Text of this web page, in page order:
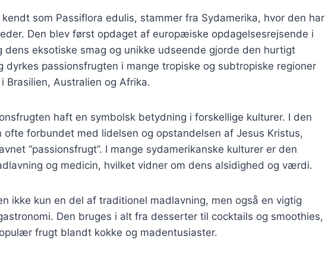
som Passiflora edulis, stammer fra Sydamerika, hvor den har
Den blev først opdaget af europæiske opdagelsesrejsende i
dens eksotiske smag og unikke udseende gjorde den hurtigt
dyrkes passionsfrugten i mange tropiske og subtropiske regioner
Brasilien, Australien og Afrika.
haft en symbolsk betydning i forskellige kulturer. I den
ofte forbundet med lidelsen og opstandelsen af Jesus Kristus,
“passionsfrugt”. I mange sydamerikanske kulturer er den
og medicin, hvilket vidner om dens alsidighed og værdi.
ikke kun en del af traditionel madlavning, men også en vigtig
Den bruges i alt fra desserter til cocktails og smoothies,
frugt blandt kokke og madentusiaster.